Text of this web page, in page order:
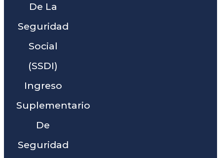
De La
Seguridad
Social
(SSDI)
Ingreso
Suplementario
De
Seguridad